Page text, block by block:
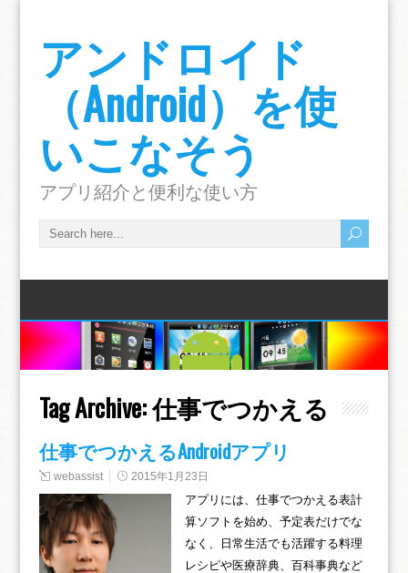
アンドロイド
（Android）を使
いこなそう
アプリ紹介と便利な使い方
Tag Archive:仕事でつかえる
仕事でつかえるAndroidアプリ
webassist 2015年1月23日
アプリには、仕事でつかえる表計
算ソフトを始め、予定表だけでな
なく、日常生活でも活躍する料理
レシピや医療辞典、百科事典など